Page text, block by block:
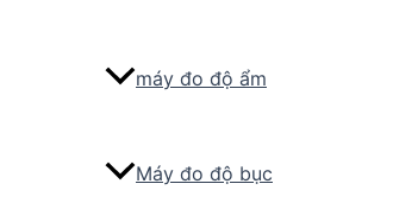
máy đo độ ẩm
Máy đo độ bục